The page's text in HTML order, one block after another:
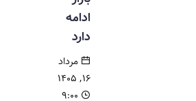
مرداد